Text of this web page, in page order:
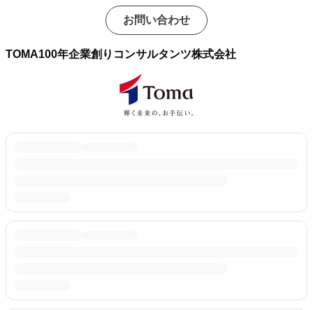
お問い合わせ
TOMA100年企業創りコンサルタンツ株式会社